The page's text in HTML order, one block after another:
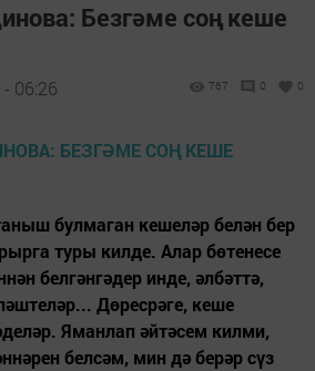
Безгәме соң кеше
06:26 767 0 0
булмаган кешеләр белән бер
туры килде. Алар бөтенесе
белгәнгәдер инде, әлбәттә,
Дөресрәге, кеше
Яманлап әйтәсем килми,
белсәм, мин дә берәр сүз